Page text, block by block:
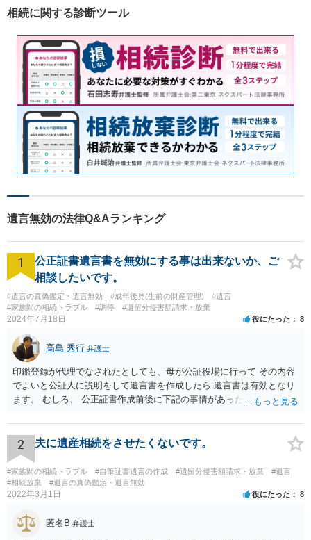
トーにしております。
相続に関する診断ツール
遺言無効の法律Q&Aランキング
1
公正証書遺言書を無効にする事は出来ないか、ご
相談したいです。
#遺言の真偽鑑定・遺言無効 #成年後見(生前の財産管理)
#遺言
#家族間の相続トラブル
#調停 #遺留分侵害額請求・放棄
2024年7月18日 役にたった 8
高島 秀行 弁護士
印鑑登録が代理でなされたとしても、母が公証役場に行って その内容
でよいと公証人に説明をして遺言書を作成したら 遺言書は有効となり
ます。 むしろ、 公正証書作成前後に下記の事情があったことが証明で
月に携帯が新しくなった母からの第一声は「ここにいたら殺される」
「面会に来てくれ」で、長男に聞くと「面会は出来ない。俺は携帯電
話の使い方を教える為に会っている」「母の話は聞かなくて良い」と
電話が切れました。その後の電話でも「食事に毒が入っている」「体
にチップが埋められている」等、おかしかったです。 当時の診療記
録、介護認定の資料、介護記録を取得して 弁護士に面談で相談された
2 夫に遺産相続をさせたくないです。
#家族間の相続トラブル #自筆証書遺言の作成 #遺留分侵害額請求・放棄
#遺言
#相続放棄
#遺言の真偽鑑定・遺言無効
2022年3月1日 役にたった 8
匿名B 弁護士